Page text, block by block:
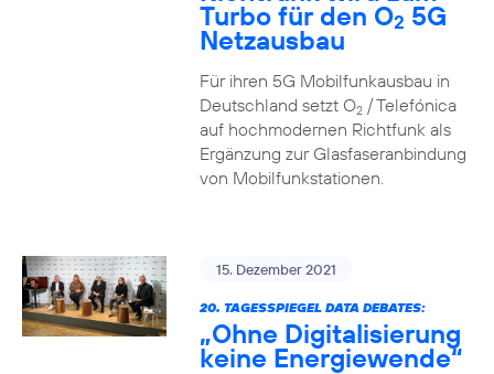
Turbo für den O2 5G
Netzausbau
Für ihren 5G Mobilfunkausbau in
Deutschland setzt O2/ Telefónica
auf hochmodernen Richtfunk als
Ergänzung zur Glasfaseranbindung
von Mobilfunkstationen.
15. Dezember 2021
20. TAGESSPIEGEL DATA DEBATES:
„Ohne Digitalisierung
keine Energiewende“